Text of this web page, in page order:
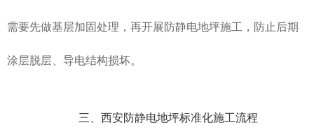
需要先做基层加固处理，再开展防静电地坪施工，防止后期
涂层脱层、导电结构损坏。
三、西安防静电地坪标准化施工流程